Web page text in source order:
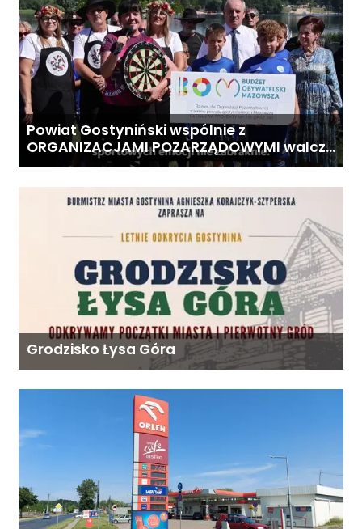
Powiat Gostyniński wspólnie z
ORGANIZACJAMI POZARZĄDOWYMI walczą
o środki z Budżetu Obywatelskiego
terenu!
Grodzisko Łysa Góra